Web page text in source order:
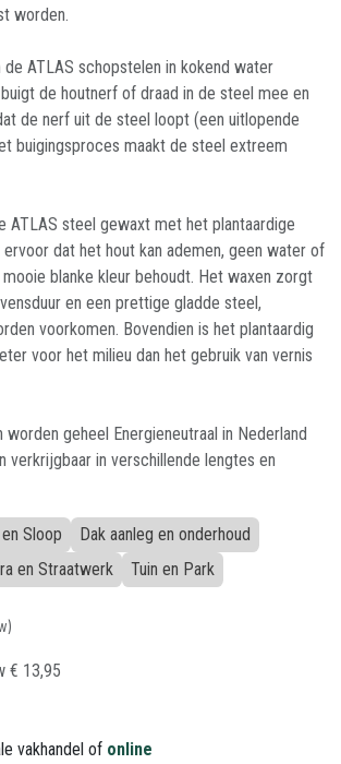
worden.
ATLAS schopstelen in kokend water
de houtnerf of draad in de steel mee en
de nerf uit de steel loopt (een uitlopende
buigingsproces maakt de steel extreem
ATLAS steel gewaxt met het plantaardige
dat het hout kan ademen, geen water of
blanke kleur behoudt. Het waxen zorgt
en een prettige gladde steel,
voorkomen. Bovendien is het plantaardig
voor het milieu dan het gebruik van vernis
geheel Energieneutraal in Nederland
verkrijgbaar in verschillende lengtes en
Sloop
Dak aanleg en onderhoud
en Straatwerk Tuin en Park
€ 13,95
vakhandel of online